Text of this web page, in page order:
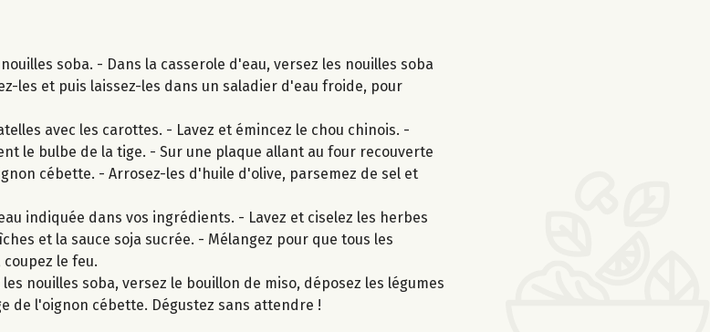
soba. - Dans la casserole d'eau, versez les nouilles soba
les et puis laissez-les dans un saladier d'eau froide, pour
avec les carottes. - Lavez et émincez le chou chinois. -
le bulbe de la tige. - Sur une plaque allant au four recouverte
cébette. - Arrosez-les d'huile d'olive, parsemez de sel et
indiquée dans vos ingrédients. - Lavez et ciselez les herbes
et la sauce soja sucrée. - Mélangez pour que tous les
le feu.
nouilles soba, versez le bouillon de miso, déposez les légumes
de l'oignon cébette. Dégustez sans attendre !